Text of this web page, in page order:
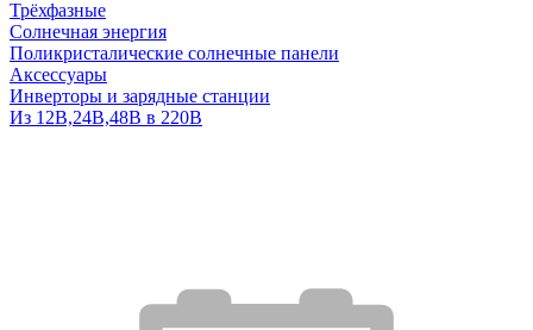
Трёхфазные
Солнечная энергия
Поликристалические солнечные панели
Аксессуары
Инверторы и зарядные станции
Из 12В,24В,48В в 220В